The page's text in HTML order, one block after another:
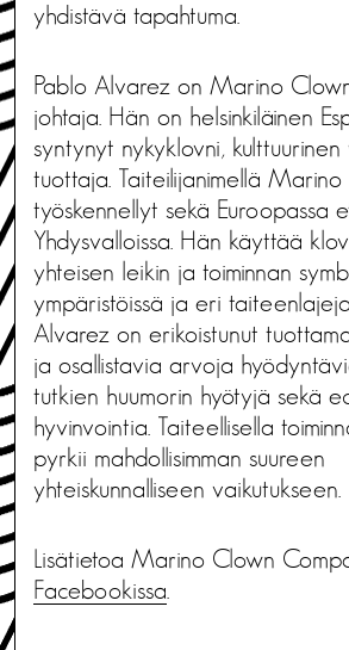
yhdistävä tapahtuma.
Pablo Alvarez on Marino
johtaja. Hän on helsinkiläinen
syntynyt nykyklovni,
tuottaja. Taiteilijanimellä
työskennellyt sekä Euroopassa
Yhdysvalloissa. Hän käyttää
yhteisen leikin ja toiminnan
ympäristöissä ja eri
Alvarez on erikoistunut
ja osallistavia arvoja
tutkien huumorin hyötyjä sekä
hyvinvointia. Taiteellisella
pyrkii mahdollisimman suureen
yhteiskunnalliseen vaikutukseen.
Lisätietoa Marino Clown
Facebookissa